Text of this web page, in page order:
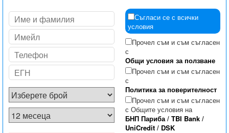
Съгласи се с всички
условия
Прочел съм и съм съгласен
с
Общи условия за ползване
Прочел съм и съм съгласен
с
Политика за поверителност
Прочел съм и съм съгласен
с Общите условия на
БНП Париба/ TBI Bank/
UniCredit/ DSK